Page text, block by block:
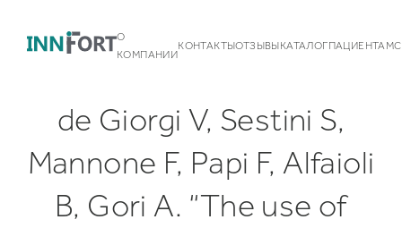
О
КОМПАНИИ
КОНТАКТЫОТЗЫВЫКАТАЛОГПАЦИЕНТАМ
de Giorgi V, Sestini S,
Mannone F, Papi F, Alfaioli
B, Gori A. “The use of